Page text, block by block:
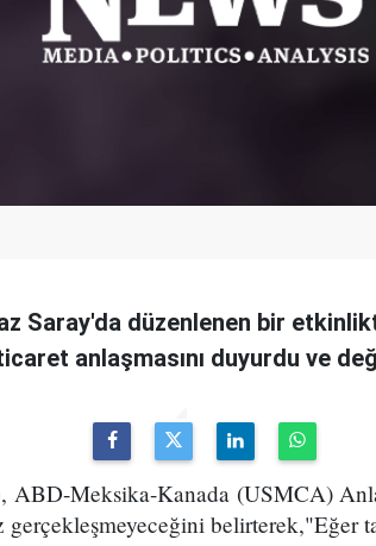
Saray'da düzenlenen bir
anlaşmasını duyurdu ve
ABD-Meksika-Kanada (USMCA)
belirterek,"Eğer